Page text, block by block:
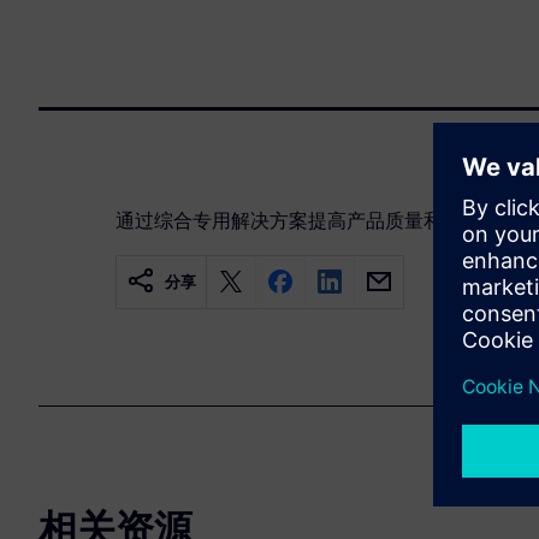
通过综合专用解决方案提高产品质量和实验室效
分享
相关资源